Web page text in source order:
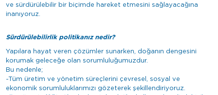
ve sürdürülebilir bir biçimde hareket etmesini sağlayacağına
inanıyoruz.
Sürdürülebilirlik politikanız nedir?
Yapılara hayat veren çözümler sunarken, doğanın dengesini
korumak geleceğe olan sorumluluğumuzdur.
Bu nedenle;
-Tüm üretim ve yönetim süreçlerini çevresel, sosyal ve
ekonomik sorumluluklarımızı gözeterek şekillendiriyoruz.